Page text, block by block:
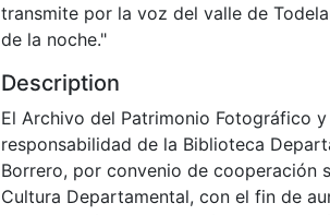
transmite por la voz del valle de
de la noche."
Description
El Archivo del Patrimonio Fotográfico
responsabilidad de la Biblioteca
Borrero, por convenio de cooperación
Cultura Departamental, con el fin de